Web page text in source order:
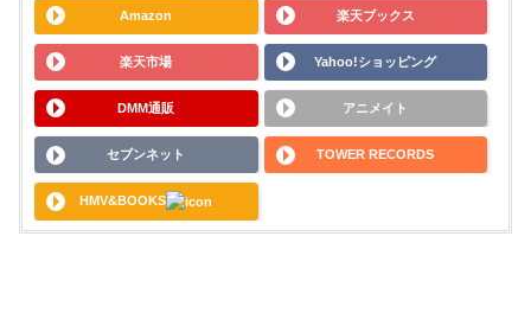
Amazon 楽天ブックス
楽天市場 Yahoo!ショッピング
DMM通販 アニメイト
セブンネット TOWER RECORDS
HMV&BOOKS